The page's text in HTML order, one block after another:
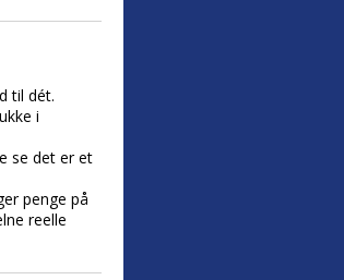
til dét.
i
se det er et
penge på
reelle